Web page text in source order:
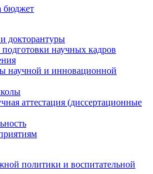
бюджет
докторантуры
научных кадров
научной и инновационной
аттестация (диссертационные
политики и воспитательной